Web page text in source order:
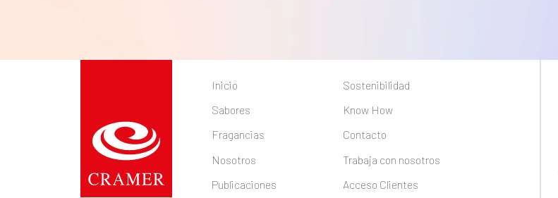
Inicio
Sabores
Fragancias
Nosotros
Publicaciones
Sostenibilidad
Know How
Contacto
Trabaja con nosotros
Acceso Clientes